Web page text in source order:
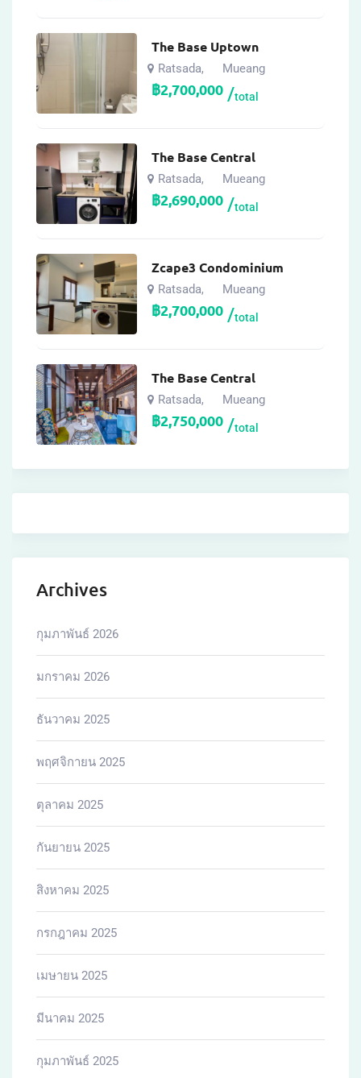
The Base Uptown
Ratsada, Mueang
฿2,700,000 total
The Base Central
Ratsada, Mueang
฿2,690,000 total
Zcape3 Condominium
Ratsada, Mueang
฿2,700,000 total
The Base Central
Ratsada, Mueang
฿2,750,000 total
Archives
กุมภาพันธ์ 2026
มกราคม 2026
ธันวาคม 2025
พฤศจิกายน 2025
ตุลาคม 2025
กันยายน 2025
สิงหาคม 2025
กรกฎาคม 2025
เมษายน 2025
มีนาคม 2025
กุมภาพันธ์ 2025